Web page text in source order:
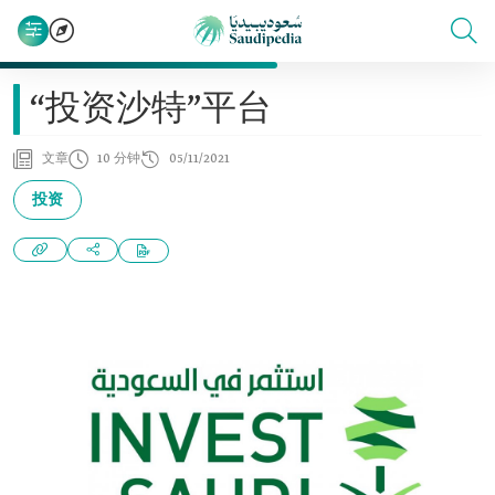
“投资沙特”平台
文章 10 分钟 05/11/2021
投资